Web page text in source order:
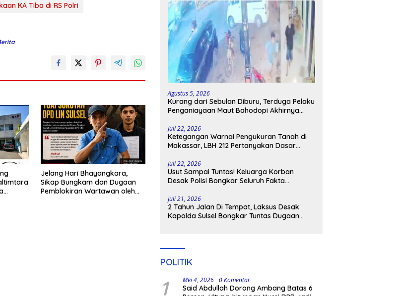
KA Tiba di RS Polri
Jelang Hari Bhayangkara,
Sikap Bungkam dan Dugaan
Pemblokiran Wartawan oleh
Agustus 5, 2026
Kurang dari Sebulan Diburu, Terduga Pelaku
Penganiayaan Maut Bahodopi Akhirnya
Juli 22, 2026
Ketegangan Warnai Pengukuran Tanah di
Makassar, LBH 212 Pertanyakan Dasar
Polisi
Juli 22, 2026
Usut Sampai Tuntas! Keluarga Korban
Desak Polisi Bongkar Seluruh Fakta
Juli 21, 2026
2 Tahun Jalan Di Tempat, Laksus Desak
Kapolda Sulsel Bongkar Tuntas Dugaan
POLITIK
1 Mei 4, 2026 0 Komentar
Said Abdullah Dorong Ambang Batas 6